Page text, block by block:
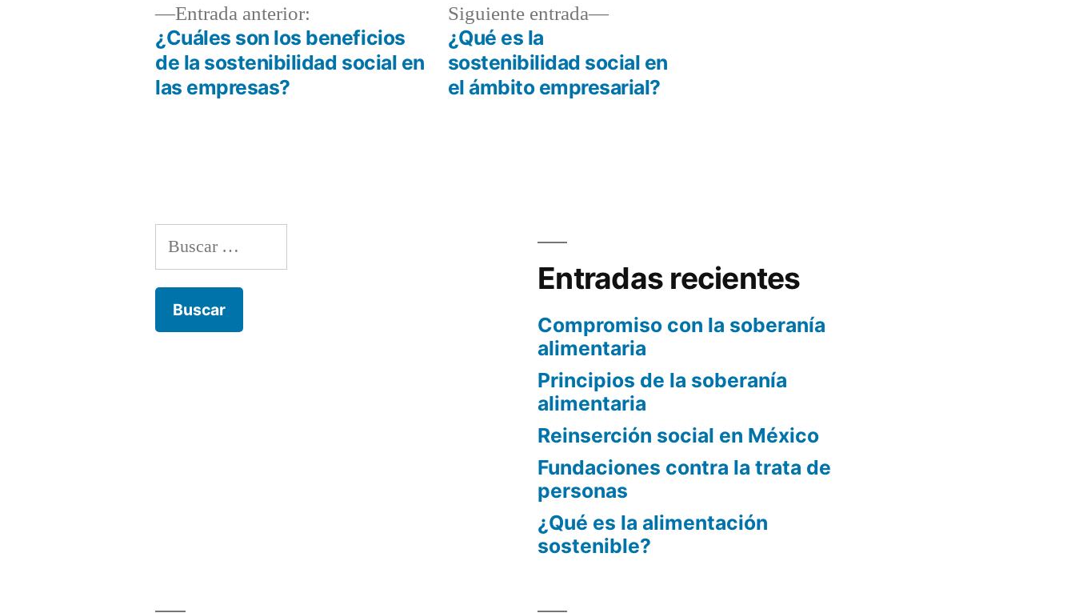
Navegación
Entrada anterior:
anterior:
¿Cuáles son los beneficios
de la sostenibilidad social en
las empresas?
Siguiente entrada
Siguiente
¿Qué es la
sostenibilidad social en
el ámbito empresarial?
Buscar:
Entradas recientes
Compromiso con la soberanía
alimentaria
Principios de la soberanía
alimentaria
Reinserción social en México
Fundaciones contra la trata de
personas
¿Qué es la alimentación
sostenible?